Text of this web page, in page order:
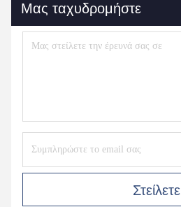
Μας ταχυδρομήστε
Στείλετε